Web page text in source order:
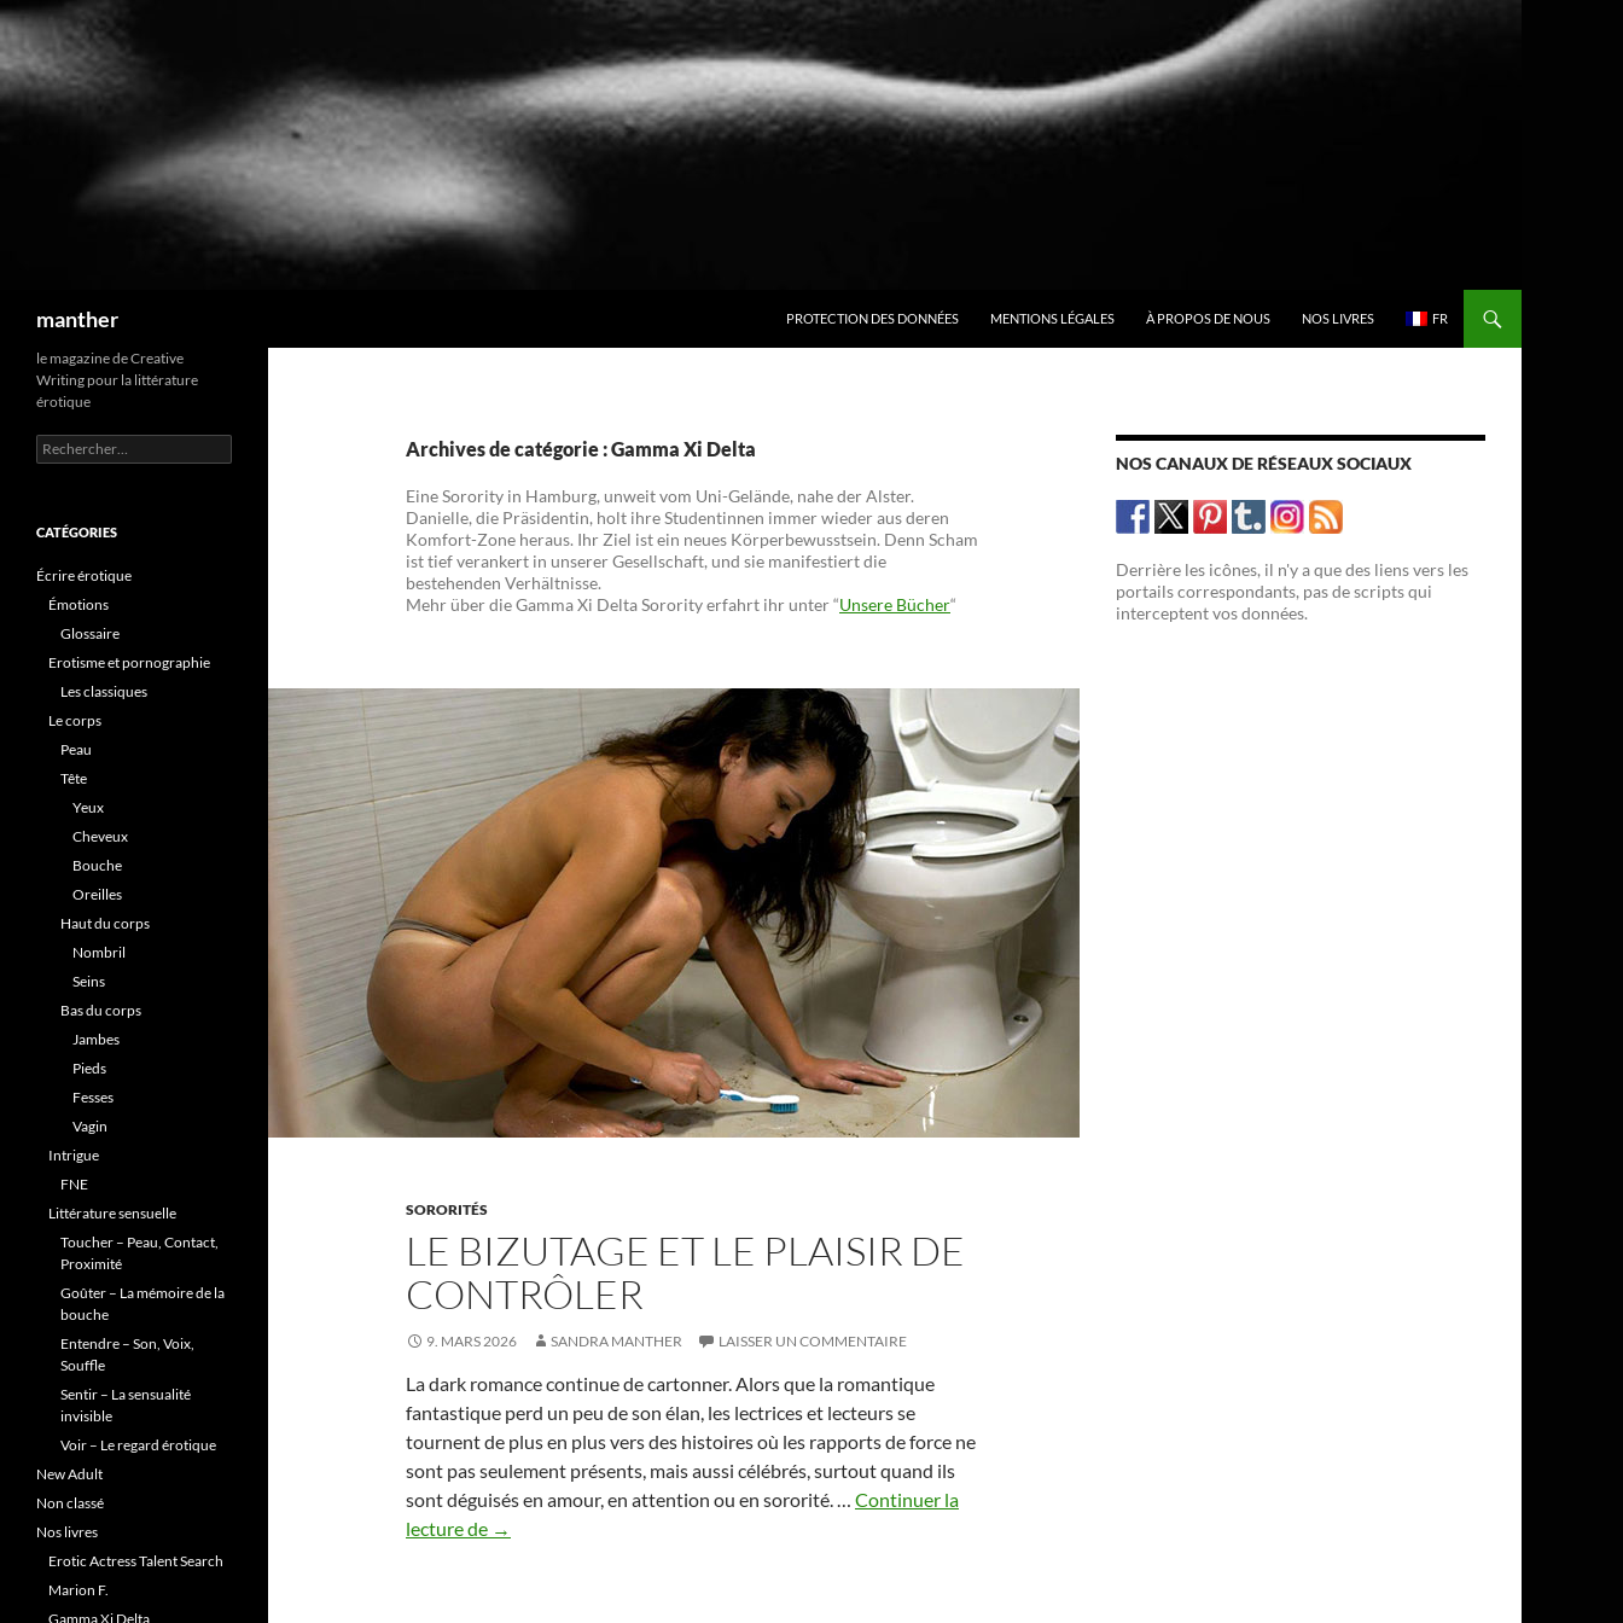
manther
PROTECTION DES DONNÉES
MENTIONS LÉGALES À PROPOS DE NOUS NOS LIVRES FR
Archives de catégorie : Gamma Xi Delta
Eine Sorority in Hamburg, unweit vom Uni-Gelände, nahe der Alster.
Danielle, die Präsidentin, holt ihre Studentinnen immer wieder aus deren
Komfort-Zone heraus. Ihr Ziel ist ein neues Körperbewusstsein. Denn Scham
ist tief verankert in unserer Gesellschaft, und sie manifestiert die
bestehenden Verhältnisse.
Mehr über die Gamma Xi Delta Sorority erfahrt ihr unter “Unsere Bücher“
SORORITÉS
LE BIZUTAGE ET LE PLAISIR DE
CONTRÔLER
9. MARS 2026 SANDRA MANTHER LAISSER UN COMMENTAIRE
La dark romance continue de cartonner. Alors que la romantique
fantastique perd un peu de son élan, les lectrices et lecteurs se
tournent de plus en plus vers des histoires où les rapports de force ne
sont pas seulement présents, mais aussi célébrés, surtout quand ils
sont déguisés en amour, en attention ou en sororité. … Continuer la
lecture de Le
→
NOS CANAUX DE RÉSEAUX SOCIAUX
Derrière les icônes, il n'y a que des liens vers les
portails correspondants, pas de scripts qui
interceptent vos données.
le magazine de Creative
Writing pour la littérature
érotique
Rechercher :
CATÉGORIES
Écrire érotique
Émotions
Glossaire
Erotisme et pornographie
Les classiques
Le corps
Peau
Tête
Yeux
Cheveux
Bouche
Oreilles
Haut du corps
Nombril
Seins
Bas du corps
Jambes
Pieds
Fesses
Vagin
Intrigue
FNE
Littérature sensuelle
Toucher – Peau, Contact,
Proximité
Goûter – La mémoire de la
bouche
Entendre – Son, Voix,
Souffle
Sentir – La sensualité
invisible
Voir – Le regard érotique
New Adult
Non classé
Nos livres
Erotic Actress Talent Search
Marion F.
Gamma Xi Delta